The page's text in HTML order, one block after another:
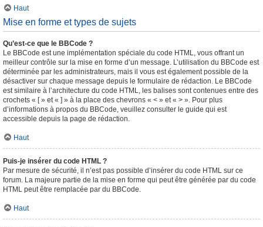
Haut
Mise en forme et types de sujets
Qu’est-ce que le BBCode ?
Le BBCode est une implémentation spéciale du code HTML, vous offrant un
meilleur contrôle sur la mise en forme d’un message. L’utilisation du BBCode est
déterminée par les administrateurs, mais il vous est également possible de la
désactiver sur chaque message depuis le formulaire de rédaction. Le BBCode
est similaire à l’architecture du code HTML, les balises sont contenues entre des
crochets « [ » et « ] » à la place des chevrons « < » et « > ». Pour plus
d’informations à propos du BBCode, veuillez consulter le guide qui est
accessible depuis la page de rédaction.
Haut
Puis-je insérer du code HTML ?
Par mesure de sécurité, il n’est pas possible d’insérer du code HTML sur ce
forum. La majeure partie de la mise en forme qui peut être générée par du code
HTML peut être remplacée par du BBCode.
Haut